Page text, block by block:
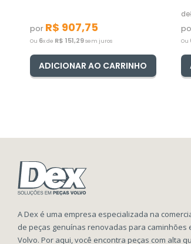
por R$ 907,75
Ou 6x de R$ 151,29sem juros
ADICIONAR AO CARRINHO
de
Ou
A Dex é uma empresa especializada na
de peças genuínas renovadas para caminhões
Volvo. Por aqui, você encontra peças com alta